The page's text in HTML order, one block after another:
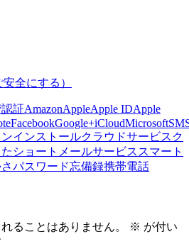
安全にする）
証AmazonAppleApple IDApple
FacebookGoogle+iCloudMicrosoft
インストールクラウドサービス ク
ショートメールサービス スマート
パスワード忘備録携帯電話
ることはありません。 ※ が付い